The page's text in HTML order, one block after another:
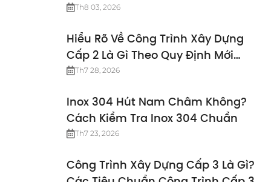
Th8 03, 2026
Hiểu Rõ Về Công Trình Xây Dựng
Cấp 2 Là Gì Theo Quy Định Mới
Nhất
Th7 28, 2026
Inox 304 Hút Nam Châm Không?
Cách Kiểm Tra Inox 304 Chuẩn
Th7 23, 2026
Công Trình Xây Dựng Cấp 3 Là Gì?